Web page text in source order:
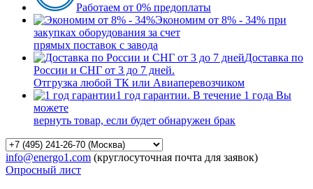
Работаем от 0% предоплаты
Экономим от 8% - 34% при
закупках оборудования за счет
прямых поставок с завода
Доставка по
России и СНГ от 3 до 7 дней.
Отгрузка любой ТК или Авиаперевозчиком
1 год гарантии. В течение 1 года Вы
можете
вернуть товар, если будет обнаружен брак
info@energo1.com (круглосуточная почта для заявок)
Опросный лист